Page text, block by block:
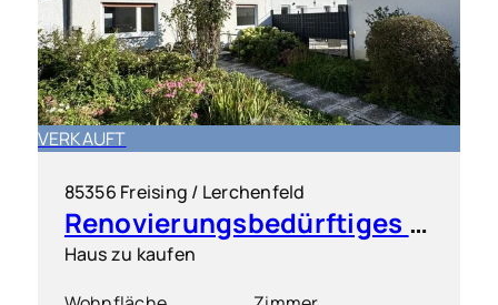
VERKAUFT
85356 Freising / Lerchenfeld
Renovierungsbedürftiges Reihenhaus in ruhiger Lage von Freising Lerchenfeld
Haus zu kaufen